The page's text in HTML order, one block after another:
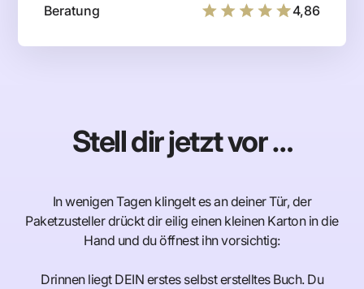
Beratung
4,86
Stell dir jetzt vor …
In wenigen Tagen klingelt es an deiner Tür, der
Paketzusteller drückt dir eilig einen kleinen Karton in die
Hand und du öffnest ihn vorsichtig:
Drinnen liegt DEIN erstes selbst erstelltes Buch. Du